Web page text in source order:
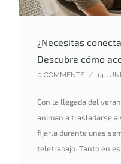
¿Necesitas
Descubre cómo
0 COMMENTS / 14
Con la llegada del
animan a trasladarse a
fijarla durante unas
teletrabajo. Tanto en